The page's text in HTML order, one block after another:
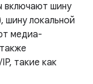
включают шину
шину локальной
медиа-
такие как